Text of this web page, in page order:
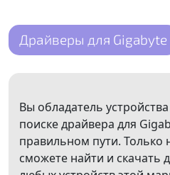
Драйверы для Gigabyte
Вы обладатель
поиске драйвера для
правильном пути. Только
сможете найти и скачать